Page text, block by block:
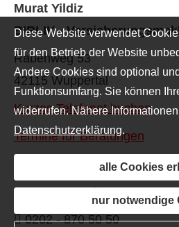
Murat Yildiz
BIRLIK -
Rabenweg 53
42115 Wuppertal
Kurzes Telefonat buchen
Termine für Beratungen
Direkt zum
Zugang zum
0202 - 870 50 50
Diese Website verwendet
für den Betrieb der Website
Andere Cookies sind optional
Funktionsumfang. Sie können
widerrufen. Nähere
Datenschutzerklärung.
alle Cookies
nur notwendige